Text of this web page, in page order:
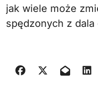
jak wiele może
spędzonych z dala